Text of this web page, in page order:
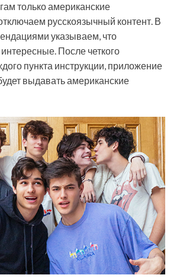
только американские
русскоязычный контент. В
указываем, что
После четкого
пункта инструкции, приложение
выдавать американские